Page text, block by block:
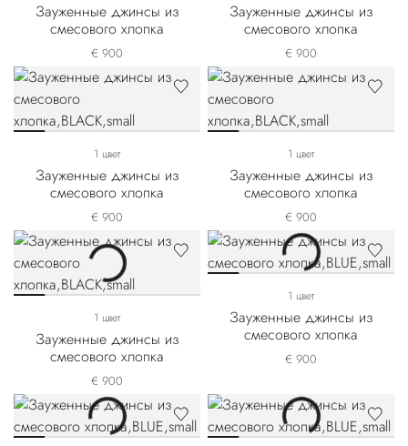
Зауженные джинсы из
смесового хлопка
€ 900
Зауженные джинсы из
смесового хлопка
€ 900
1 цвет
Зауженные джинсы из
смесового хлопка
€ 900
1 цвет
Зауженные джинсы из
смесового хлопка
€ 900
1 цвет
Зауженные джинсы из
смесового хлопка
€ 900
1 цвет
Зауженные джинсы из
смесового хлопка
€ 900